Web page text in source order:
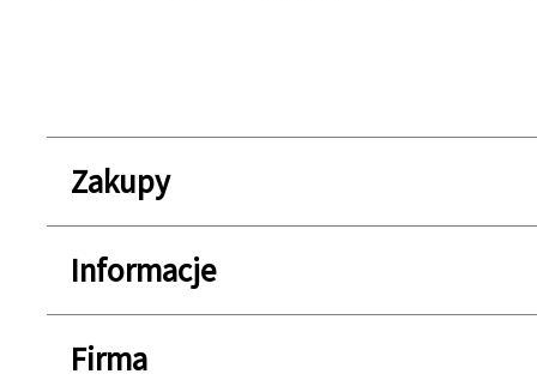
Zakupy
Informacje
Firma